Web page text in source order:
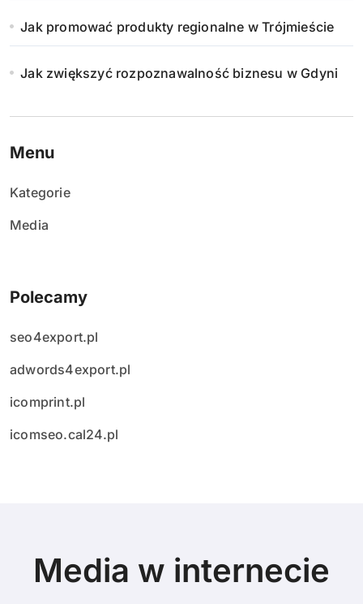
e
w
p
i
Jak promować produkty regionalne w Trójmieście
Jak zwiększyć rozpoznawalność biznesu w Gdyni
Menu
Kategorie
Media
Polecamy
seo4export.pl
adwords4export.pl
icomprint.pl
icomseo.cal24.pl
Media w internecie